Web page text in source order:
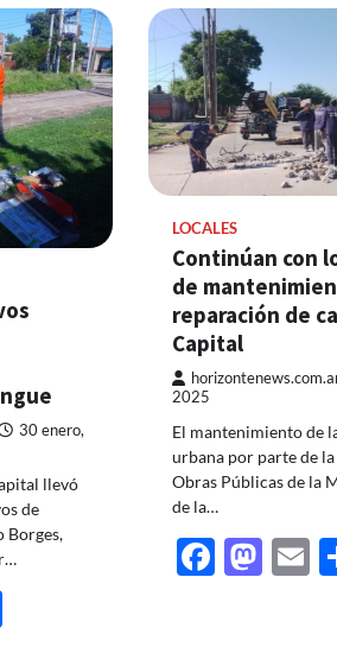
30 enero,
llevó
de
Borges,
LOCALES
Continúan con
de
reparación de
Capital
2025
El mantenimiento de
urbana por parte de
Obras Públicas de la
de la…